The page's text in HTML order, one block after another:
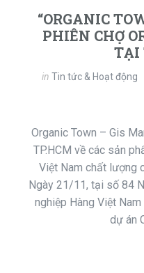
“ORGANIC
PHIÊN CHỢ
TẠI
in Tin tức & Hoạt động
Organic Town – Gis
TP.HCM về các sản
Việt Nam chất lượng
Ngày 21/11, tại số 84
nghiệp Hàng Việt
dự án